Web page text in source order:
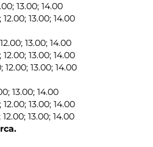
13.00; 14.00
13.00; 14.00
13.00; 14.00
13.00; 14.00
13.00; 14.00
13.00; 14.00
13.00; 14.00
13.00; 14.00